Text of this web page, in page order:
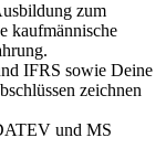
zum
kaufmännische
IFRS sowie Deine
zeichnen
und MS